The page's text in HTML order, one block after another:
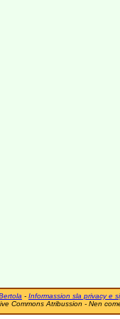
- Informassion sla privacy e
Commons Atribussion - Nen